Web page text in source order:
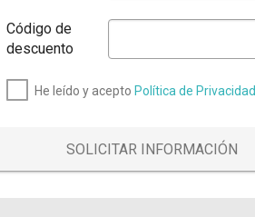
Código de
descuento
He leído y acepto Política de Privacidad
SOLICITAR INFORMACIÓN